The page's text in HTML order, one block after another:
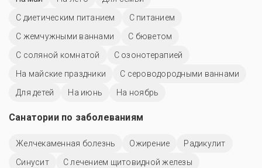
С диетическим питанием
С питанием
С жемчужными ваннами
С бюветом
С соляной комнатой
С озонотерапией
На майские праздники
С сероводородными ваннами
Для детей
На июнь На ноябрь
Санатории по заболеваниям
Желчекаменная болезнь Ожирение
Радикулит
Синусит
С лечением щитовидной железы